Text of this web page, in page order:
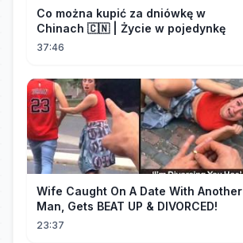
Co można kupić za dniówkę w
Chinach 🇨🇳 | Życie w pojedynkę
37:46
Wife Caught On A Date With Another
Man, Gets BEAT UP & DIVORCED!
23:37